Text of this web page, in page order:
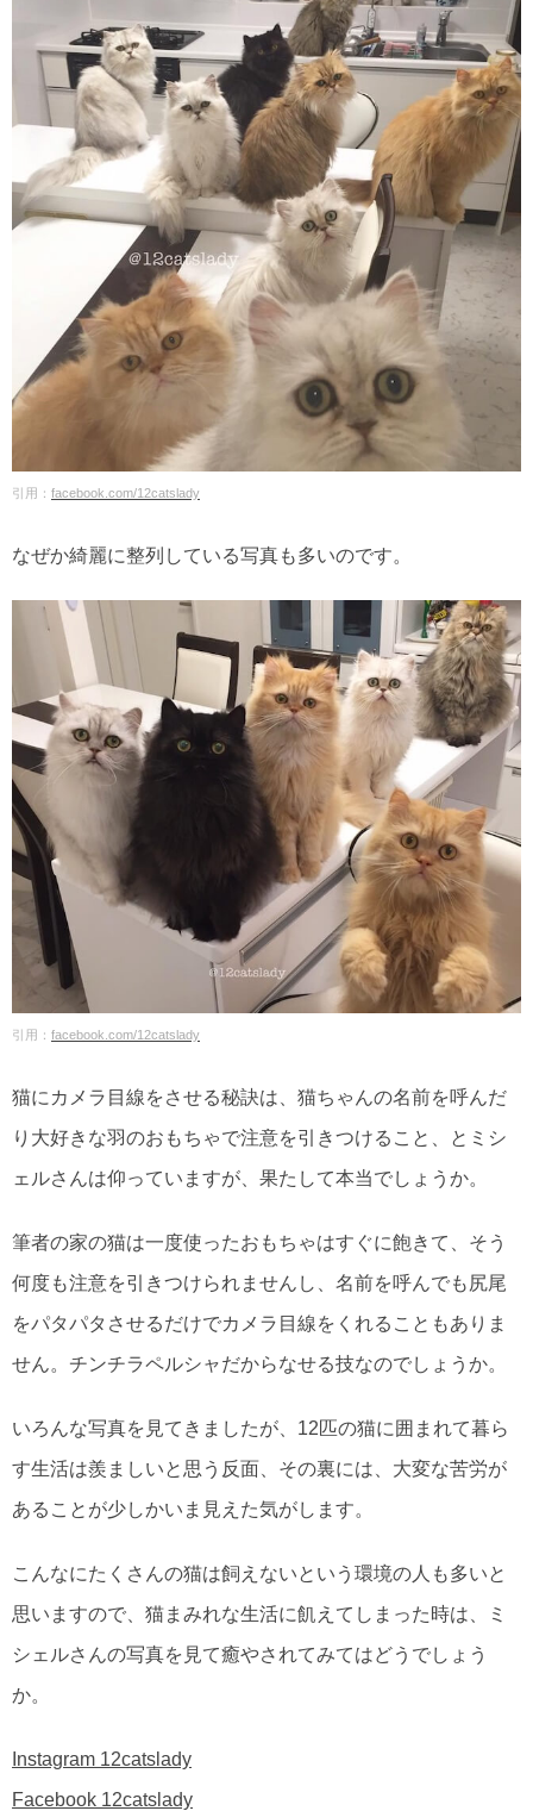
引用： facebook.com/12catslady
なぜか綺麗に整列している写真も多いのです。
引用： facebook.com/12catslady
猫にカメラ目線をさせる秘訣は、猫ちゃんの名前を呼んだ
り大好きな羽のおもちゃで注意を引きつけること、とミシ
ェルさんは仰っていますが、果たして本当でしょうか。
筆者の家の猫は一度使ったおもちゃはすぐに飽きて、そう
何度も注意を引きつけられませんし、名前を呼んでも尻尾
をパタパタさせるだけでカメラ目線をくれることもありま
せん。チンチラペルシャだからなせる技なのでしょうか。
いろんな写真を見てきましたが、12匹の猫に囲まれて暮ら
す生活は羨ましいと思う反面、その裏には、大変な苦労が
あることが少しかいま見えた気がします。
こんなにたくさんの猫は飼えないという環境の人も多いと
思いますので、猫まみれな生活に飢えてしまった時は、ミ
シェルさんの写真を見て癒やされてみてはどうでしょう
か。
Instagram 12catslady
Facebook 12catslady